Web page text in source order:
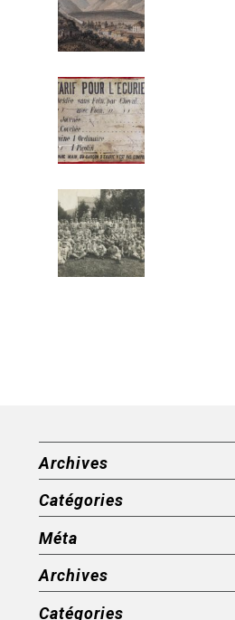
Archives
Catégories
Méta
Archives
Catégories